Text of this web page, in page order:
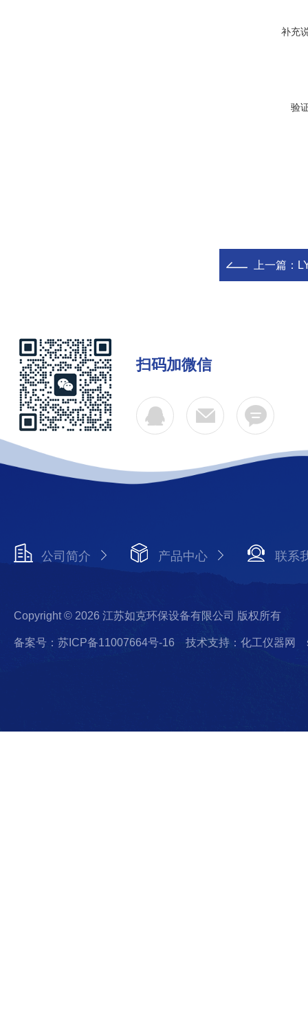
补充
验
上一篇：
扫码加微信
公司简介 产品中心 联系
Copyright © 2026 江苏如克环保设备有限公司 版权所有
备案号：苏ICP备11007664号-16 技术支持：化工仪器网